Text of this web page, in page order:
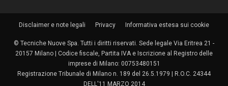
Disclaimer e note legali Privacy Informativa estesa sui cookie
© Tecniche Nuove Spa. Tutti i diritti riservati. Sede legale Via Eritrea 21 -
20157 Milano | Codice fiscale, Partita IVA e Iscrizione al Registro delle
imprese di Milano: 00753480151
Registrazione Tribunale di Milano n. 189 del 26.5.1979 | R.O.C. 24344
DELL'11 MARZO 2014